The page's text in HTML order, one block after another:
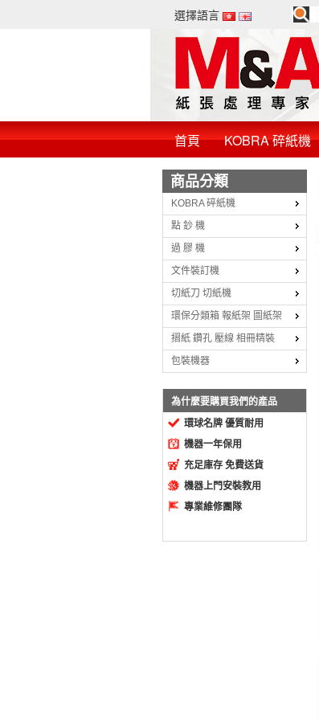
選擇語言
首頁 KOBRA 碎紙機
商品分類
KOBRA 碎紙機
點 鈔 機
過 膠 機
文件裝訂機
切紙刀 切紙機
環保分類箱 報紙架 圖紙架
摺紙 鑽孔 壓線 相冊精裝
包裝機器
為什麼要購買我們的產品
環球名牌 優質耐用
機器一年保用
充足庫存 免費送貨
機器上門安裝教用
專業維修團隊